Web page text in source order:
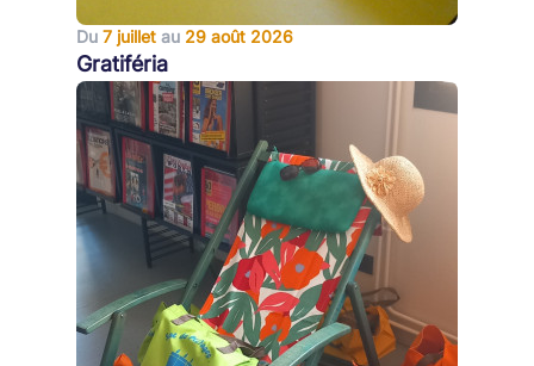
Du 7 juillet au 29 août 2026
Gratiféria